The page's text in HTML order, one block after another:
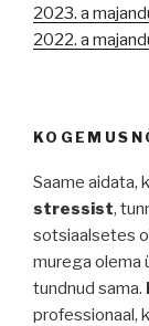
2023. a
2022. a
Saame aidata,
stressist,
sotsiaalsetes
murega olema
tundnud sama.
professionaal,